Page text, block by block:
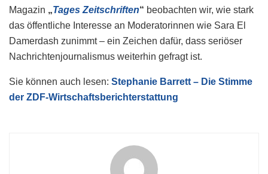
Magazin „Tages Zeitschriften“ beobachten wir, wie stark
das öffentliche Interesse an Moderatorinnen wie Sara El
Damerdash zunimmt – ein Zeichen dafür, dass seriöser
Nachrichtenjournalismus weiterhin gefragt ist.
Sie können auch lesen: Stephanie Barrett – Die Stimme
der ZDF-Wirtschaftsberichterstattung